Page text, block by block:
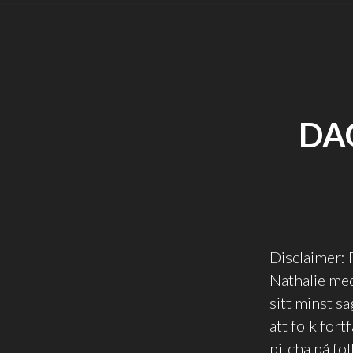
Disclaimer:
Nathalie
sitt minst
att folk
pitcha på